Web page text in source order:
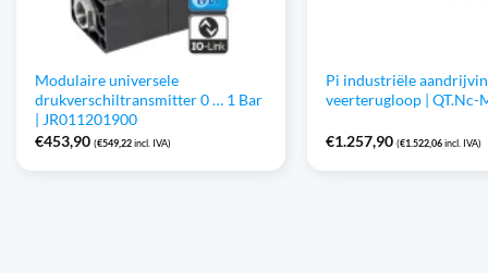
Modulaire universele
drukverschiltransmitter 0 … 1 Bar
| JR011201900
€453,90 (€549,22incl. IVA)
Pi industriële
veerterugloop | QT.Nc-
€1.257,90 (€1.522,06incl. IVA)